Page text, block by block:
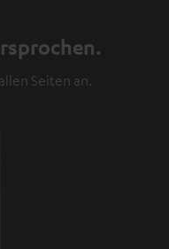
Seiten an.